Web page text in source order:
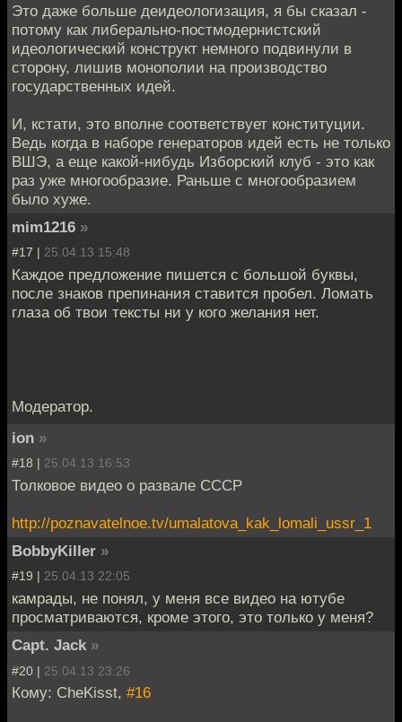
Это даже больше деидеологизация, я бы сказал -
потому как либерально-постмодернистский
идеологический конструкт немного подвинули в
сторону, лишив монополии на производство
государственных идей.
И, кстати, это вполне соответствует конституции.
Ведь когда в наборе генераторов идей есть не только
ВШЭ, а еще какой-нибудь Изборский клуб - это как
раз уже многообразие. Раньше с многообразием
было хуже.
mim1216 »
#17 | 25.04.13 15:48
Каждое предложение пишется с большой буквы,
после знаков препинания ставится пробел. Ломать
глаза об твои тексты ни у кого желания нет.
Модератор.
ion »
#18 | 25.04.13 16:53
Толковое видео о развале СССР
http://poznavatelnoe.tv/umalatova_kak_lomali_ussr_1
BobbyKiller »
#19 | 25.04.13 22:05
камрады, не понял, у меня все видео на ютубе
просматриваются, кроме этого, это только у меня?
Capt. Jack »
#20 | 25.04.13 23:26
Кому: CheKisst, #16